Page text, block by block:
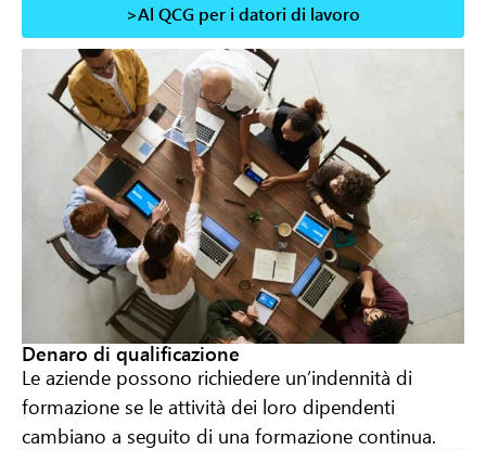
>Al QCG per i datori di lavoro
Denaro di qualificazione
Le aziende possono richiedere un’indennità di
formazione se le attività dei loro dipendenti
cambiano a seguito di una formazione continua.